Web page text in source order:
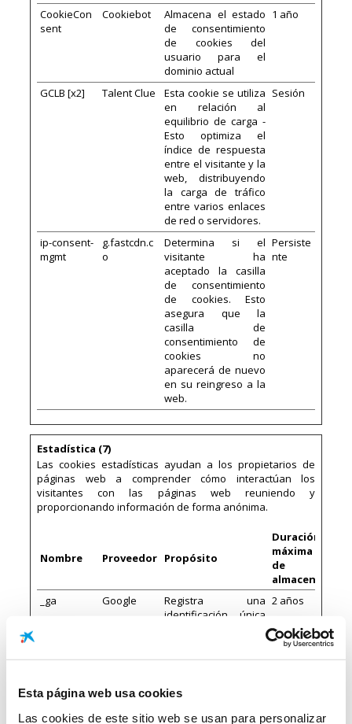
Esta página web usa cookies
Las cookies de este sitio web se usan para personalizar
CookieCon
sent
Cookiebot
Almacena el estado
de consentimiento
de cookies del
usuario para el
dominio actual
1 año
GCLB [x2] Talent Clue
Esta cookie se utiliza
en relación al
equilibrio de carga -
Esto optimiza el
índice de respuesta
entre el visitante y la
web, distribuyendo
la carga de tráfico
entre varios enlaces
de red o servidores.
Sesión
ip-consent-
mgmt
g.fastcdn.c
o
Determina si el
visitante ha
aceptado la casilla
de consentimiento
de cookies. Esto
asegura que la
casilla de
consentimiento de
cookies no
aparecerá de nuevo
en su reingreso a la
web.
Persiste
nte
Estadística (7)
Las cookies estadísticas ayudan a los propietarios de
páginas web a comprender cómo interactúan los
visitantes con las páginas web reuniendo y
proporcionando información de forma anónima.
Nombre Proveedor Propósito
Duración
máxima
de
_ga
Google
Registra una
identificación única
estadísticos acerca
visitante el sitio web.
2 años